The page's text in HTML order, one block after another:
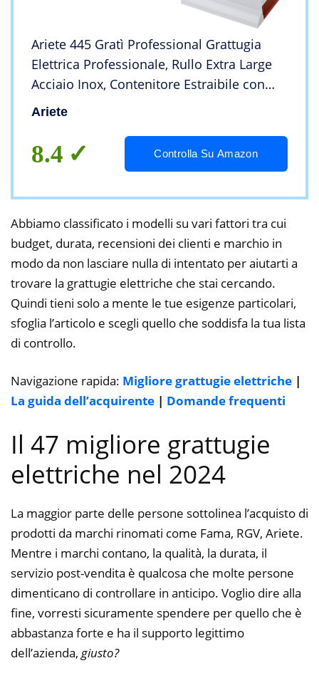
Ariete 445 Gratì Professional Grattugia
Elettrica Professionale, Rullo Extra Large
Acciaio Inox, Contenitore Estraibile con
Tappo Salvafreschezza, 120 W,
Ariete
8.4 Controlla Su Amazon
Abbiamo classificato i modelli su vari fattori tra cui
budget, durata, recensioni dei clienti e marchio in
modo da non lasciare nulla di intentato per aiutarti a
trovare la grattugie elettriche che stai cercando.
Quindi tieni solo a mente le tue esigenze particolari,
sfoglia l’articolo e scegli quello che soddisfa la tua lista
di controllo.
Navigazione rapida: Migliore grattugie elettriche |
La guida dell’acquirente | Domande frequenti
Il 47 migliore grattugie
elettriche nel 2024
La maggior parte delle persone sottolinea l’acquisto di
prodotti da marchi rinomati come Fama, RGV, Ariete.
Mentre i marchi contano, la qualità, la durata, il
servizio post-vendita è qualcosa che molte persone
dimenticano di controllare in anticipo. Voglio dire alla
fine, vorresti sicuramente spendere per quello che è
abbastanza forte e ha il supporto legittimo
dell’azienda, giusto?